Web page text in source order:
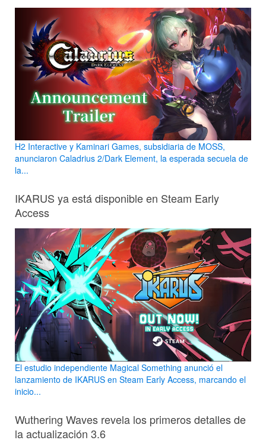
H2 Interactive y Kaminari Games, subsidiaria de MOSS,
anunciaron Caladrius 2/Dark Element, la esperada secuela de
la...
IKARUS ya está disponible en Steam Early
Access
El estudio independiente Magical Something anunció el
lanzamiento de IKARUS en Steam Early Access, marcando el
inicio...
Wuthering Waves revela los primeros detalles de
la actualización 3.6